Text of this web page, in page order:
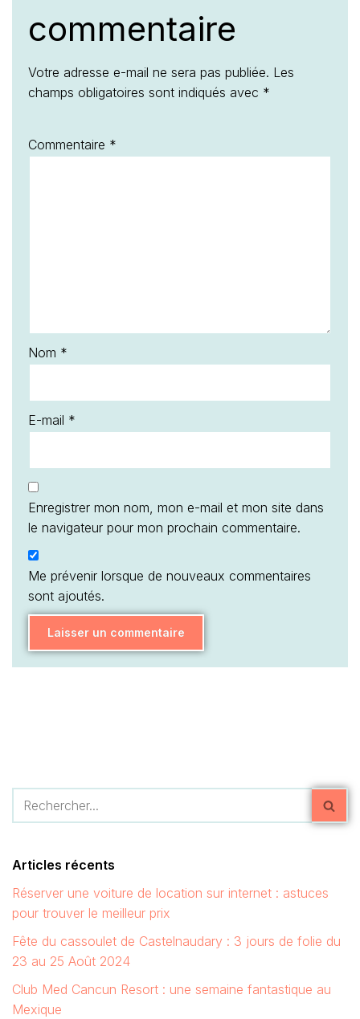
commentaire
Votre adresse e-mail ne sera pas publiée. Les
champs obligatoires sont indiqués avec *
Commentaire *
Nom *
E-mail *
Enregistrer mon nom, mon e-mail et mon site dans
le navigateur pour mon prochain commentaire.
Me prévenir lorsque de nouveaux commentaires
sont ajoutés.
Articles récents
Réserver une voiture de location sur internet : astuces
pour trouver le meilleur prix
Fête du cassoulet de Castelnaudary : 3 jours de folie du
23 au 25 Août 2024
Club Med Cancun Resort : une semaine fantastique au
Mexique